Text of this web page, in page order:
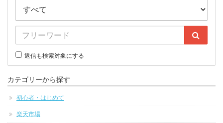
返信も検索対象にする
カテゴリーから探す
初心者・はじめて
楽天市場